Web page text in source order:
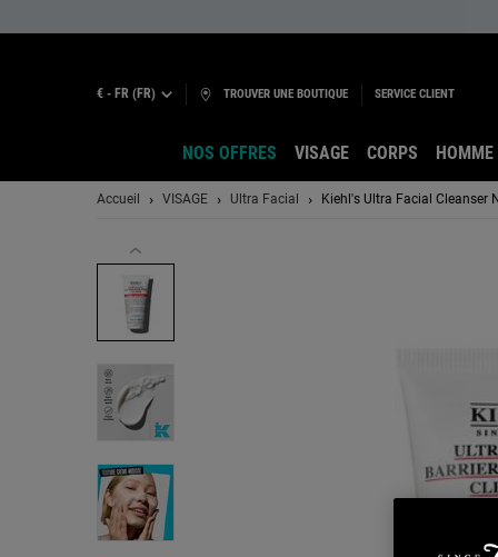
€ - FR (FR) TROUVER UNE BOUTIQUE SERVICE CLIENT
NOS OFFRES VISAGE CORPS HOMME
Accueil VISAGE Ultra Facial Kiehl's Ultra Facial Cleanser